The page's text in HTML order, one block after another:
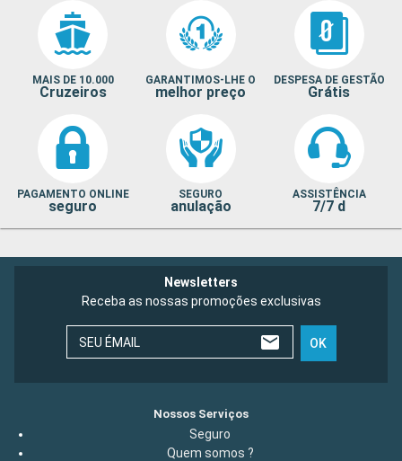
MAIS DE 10.000
Cruzeiros
GARANTIMOS-LHE O
melhor preço
DESPESA DE GESTÃO
Grátis
PAGAMENTO ONLINE
seguro
SEGURO
anulação
ASSISTÊNCIA
7/7 d
Newsletters
Receba as nossas promoções exclusivas
SEU ÉMAIL OK
Nossos Serviços
Seguro
Quem somos ?